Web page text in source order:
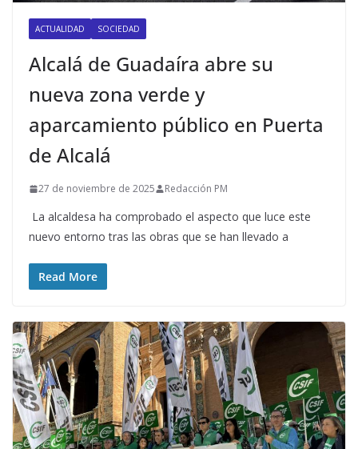
ACTUALIDAD SOCIEDAD
Alcalá de Guadaíra abre su
nueva zona verde y
aparcamiento público en Puerta
de Alcalá
27 de noviembre de 2025 Redacción PM
​ La alcaldesa ha comprobado el aspecto que luce este
nuevo entorno tras las obras que se han llevado a
Read More